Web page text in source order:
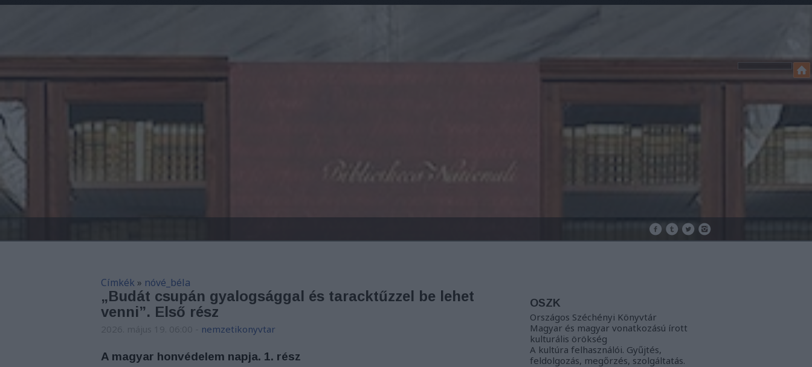
Címkék » nóvé_béla
„Budát csupán gyalogsággal és taracktűzzel be lehet
venni”. Első rész
nemzetikonyvtar
A magyar honvédelem napja. 1. rész
OSZK
Országos Széchényi Könyvtár
Magyar és magyar vonatkozású írott
kulturális örökség
A kultúra felhasználói. Gyűjtés,
feldolgozás, megőrzés, szolgáltatás.